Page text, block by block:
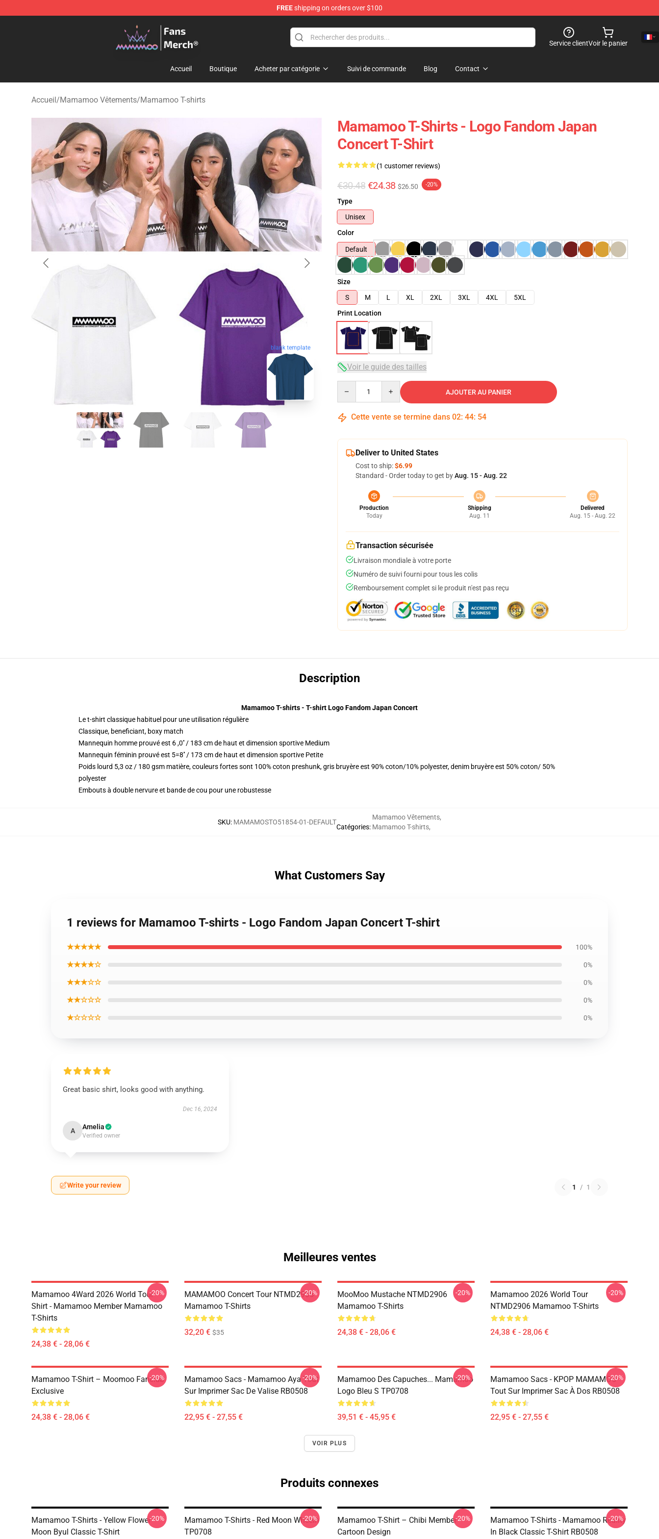
FREEshipping on orders over $100
Mamamoo Store - Official Mamamoo Merchandise Shop
Service clientVoir le panier
Accueil Boutique Acheter par catégorie Suivi de commande Blog Contact
Accueil/Mamamoo Vêtements/Mamamoo T-shirts
blank template
Mamamoo T-Shirts - Logo Fandom Japan
Concert T-Shirt
(1 customer reviews)
€30.48 €24.38 $26.50 -20%
Type
Unisex
Color
Default
Size
S
M L XL 2XL 3XL 4XL
5XL
Print Location
Voir le guide des tailles
AJOUTER AU PANIER
Cette vente se termine dans 02: 44: 53
Deliver to United States
Cost to ship:$6.99
Standard - Order today to get byAug. 15 - Aug. 22
Production
Today
Shipping
Aug. 11
Delivered
Aug. 15 - Aug. 22
Transaction sécurisée
Livraison mondiale à votre porte
Numéro de suivi fourni pour tous les colis
Remboursement complet si le produit n'est pas reçu
Description
Mamamoo T-shirts - T-shirt Logo Fandom Japan Concert
Le t-shirt classique habituel pour une utilisation régulière
Classique, beneficiant, boxy match
Mannequin homme prouvé est 6 ,0′′ / 183 cm de haut et dimension sportive Medium
Mannequin féminin prouvé est 5=8′′ / 173 cm de haut et dimension sportive Petite
Poids lourd 5,3 oz / 180 gsm matière, couleurs fortes sont 100% coton preshunk, gris bruyère est 90% coton/10% polyester, denim bruyère est 50% coton/ 50%
polyester
Embouts à double nervure et bande de cou pour une robustesse
SKU: MAMAMOSTO51854-01-DEFAULT
Catégories:
Mamamoo Vêtements,
Mamamoo T-shirts,
What Customers Say
1 reviews for Mamamoo T-shirts - Logo Fandom Japan Concert T-shirt
★★★★★ 100%
★★★★☆ 0%
★★★☆☆ 0%
★★☆☆☆ 0%
★☆☆☆☆ 0%
Great basic shirt, looks good with anything.
Dec 16, 2024
A Amelia
Verified owner
Write your review 1 / 1
Meilleures ventes
Mamamoo 4Ward 2026 World Tour
Shirt - Mamamoo Member Mamamoo
T-Shirts
24,38 € - 28,06 €
-20%
MAMAMOO Concert Tour NTMD2906
Mamamoo T-Shirts
32,20 € $35
-20%
MooMoo Mustache NTMD2906
Mamamoo T-Shirts
24,38 € - 28,06 €
-20%
Mamamoo 2026 World Tour
NTMD2906 Mamamoo T-Shirts
24,38 € - 28,06 €
-20%
Mamamoo T-Shirt – Moomoo Fanclub
Exclusive
24,38 € - 28,06 €
-20%
Mamamoo Sacs - Mamamoo Aya Tout
Sur Imprimer Sac De Valise RB0508
22,95 € - 27,55 €
-20%
Mamamoo Des Capuches... Mamamoo
Logo Bleu S TP0708
39,51 € - 45,95 €
-20%
Mamamoo Sacs - KPOP MAMAMOO
Tout Sur Imprimer Sac À Dos RB0508
22,95 € - 27,55 €
-20%
VOIR PLUS
Produits connexes
Mamamoo T-Shirts - Yellow Flower
Moon Byul Classic T-Shirt
-20%
Mamamoo T-Shirts - Red Moon Wheein
TP0708
-20%
Mamamoo T-Shirt – Chibi Member
Cartoon Design
-20%
Mamamoo T-Shirts - Mamamoo Reality
In Black Classic T-Shirt RB0508
-20%